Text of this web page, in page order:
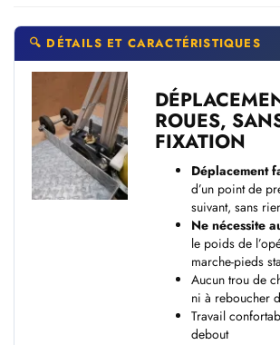
🔍 DÉTAILS ET CARACTÉRISTIQUES
ROUES,
FIXATION
Déplacement
d’un point de
suivant, sans
Ne nécessite
le poids de
marche-pieds
Aucun trou de
ni à reboucher
Travail
debout